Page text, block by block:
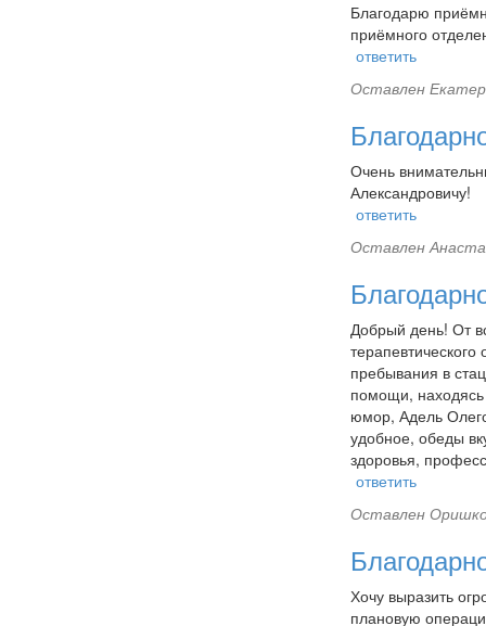
Благодарю
приёмного
ответить
Оставлен
Очень
Александровичу!
ответить
Оставлен
Добрый день! От
пребывания в
помощи,
юмор, Адель
удобное, обеды
здоровья,
ответить
Оставлен
Хочу выразить
плановую